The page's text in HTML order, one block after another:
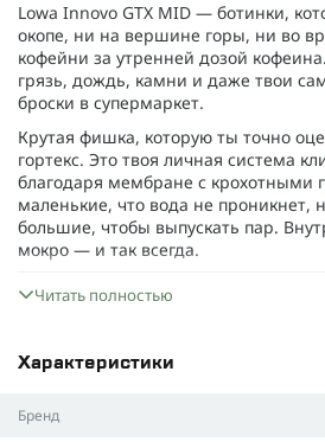
Lowa Innovo GTX MID — ботинки,
окопе, ни на вершине горы, ни во
кофейни за утренней дозой
грязь, дождь, камни и даже твои
броски в супермаркет.
Крутая фишка, которую ты точно
гортекс. Это твоя личная система
благодаря мембране с крохотными
маленькие, что вода не проникнет,
большие, чтобы выпускать пар.
мокро — и так всегда.
Конструкция трёхслойная: снаружи
мембрана посередине и комфортная
влага испаряется через мембрану. А
бы они не старались, остаются
Здесь всё серьёзно
Читать полностью
Характеристики
Бренд